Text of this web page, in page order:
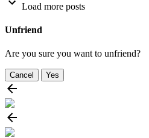
Load more posts
Unfriend
Are you sure you want to unfriend?
Cancel Yes